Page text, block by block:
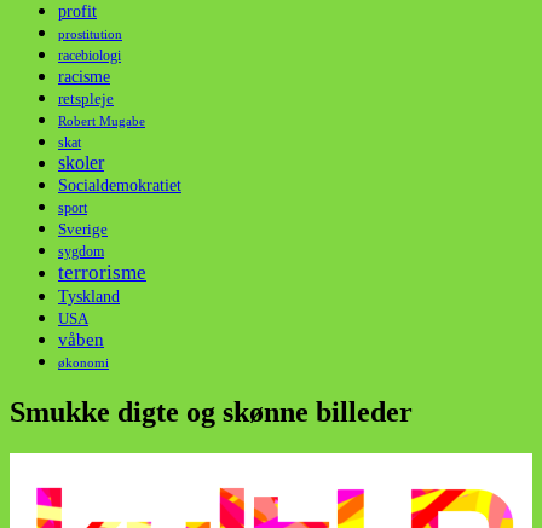
profit
prostitution
racebiologi
racisme
retspleje
Robert Mugabe
skat
skoler
Socialdemokratiet
sport
Sverige
sygdom
terrorisme
Tyskland
USA
våben
økonomi
Smukke digte og skønne billeder